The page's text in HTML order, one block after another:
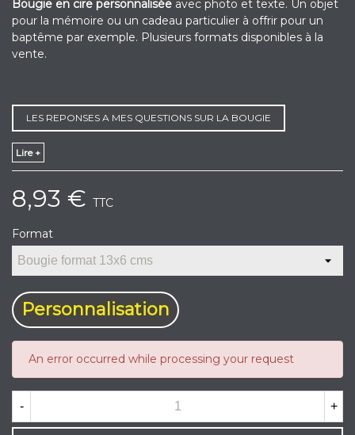
Bougie en cire personnalisée avec photo et texte. Un objet
pour la mémoire ou un cadeau particulier à offrir pour un
baptême par exemple. Plusieurs formats disponibles à la
vente.
LES REPONSES A MES QUESTIONS SUR LA BOUGIE
Lire +
8,93 € TTC
Format
Personnalisation
An error occurred while processing your request
- +